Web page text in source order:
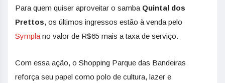
Para quem quiser aproveitar o samba Quintal dos
Prettos, os últimos ingressos estão à venda pelo
Sympla no valor de R$65 mais a taxa de serviço.
Com essa ação, o Shopping Parque das Bandeiras
reforça seu papel como polo de cultura, lazer e